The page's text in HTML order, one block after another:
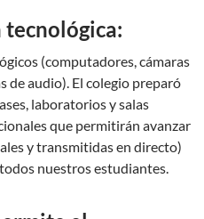
(computadores, cámaras
de audio). El colegio preparó
laboratorios y salas
que permitirán avanzar
y transmitidas en directo)
nuestros estudiantes.